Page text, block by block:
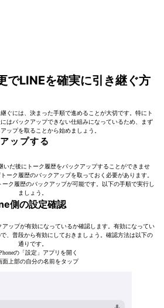
でLINEを確実に引き継ぐ方
ぐには、決まった手順で進めることが大切です。特にト
はバックアップできない仕組みになっているため、まず
ップを取ることから始めましょう。
ップする
いだ後にトーク履歴をバックアップすることができませ
ーク履歴のバックアップを取っておく必要があります。
ーク履歴のバックアップが可能です。以下の手順で実行し
ましょう。
側の設定確認
アップが有効になっているか確認します。有効になってい
、普段から有効にしておきましょう。確認方法は以下の
通りです。
の「設定」アプリを開く
面上部の自分の名前をタップ